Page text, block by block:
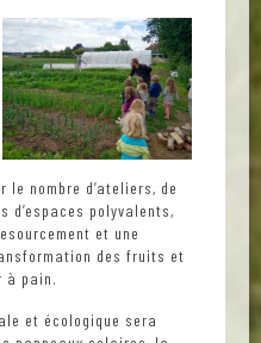
le nombre d’ateliers, de
d’espaces polyvalents,
et une
des fruits et
à pain.
et écologique sera